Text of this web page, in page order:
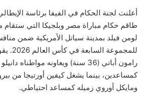
أعلنت لجنة الحكام في الفيفا برئاسة
طاقم حكام مباراة مصر وبلجيكا التي ستقام
لومن فيلد بمدينة سياتل الأمريكية ضمن
رامون أباتي (36 سنة) ويعاونه
كمساعدين، بينما يشغل كيفين أورتيجا من
ومايكل أوروي زميله كمساعد احتياطي.